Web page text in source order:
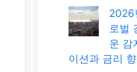
2026
로벌
운 감
이션과 금리